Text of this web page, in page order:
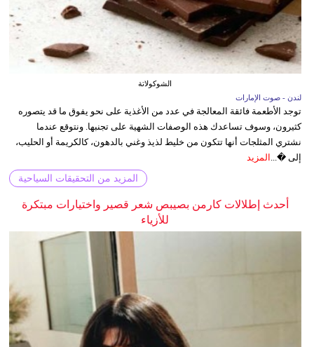
الشوكولاتة
لندن - صوت الإمارات
توجد الأطعمة فائقة المعالجة في عدد من الأغذية على نحو يفوق ما قد يتصوره
كثيرون، وسوف تساعدك هذه الوصفات الشهية على تجنبها. ونتوقع عندما
نشتري المثلجات أنها تتكون من خليط لذيذ وغني بالدهون، كالكريمة أو الحليب،
إلى �... المزيد
المزيد من التحقيقات السياحية
أحدث إطلالات كارمن بصيبص شعر قصير واختيارات مبتكرة
للأزياء